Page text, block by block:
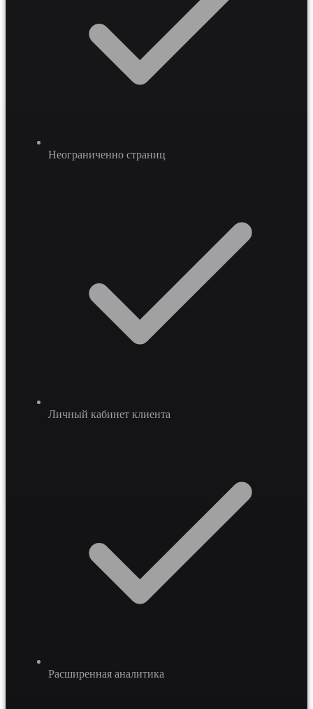
Неограниченно страниц
Личный кабинет клиента
Расширенная аналитика